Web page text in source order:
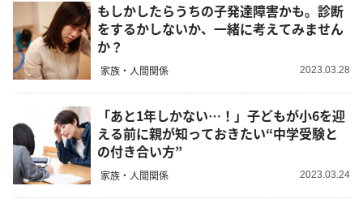
もしかしたらうちの子発達障害かも。診断
をするかしないか、一緒に考えてみません
か？
家族・人間関係 2023.03.28
「あと1年しかない…！」子どもが小6を迎
える前に親が知っておきたい“中学受験と
の付き合い方”
家族・人間関係 2023.03.24